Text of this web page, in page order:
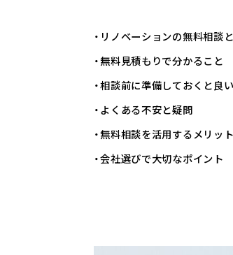
・リノベーションの無料相談
・無料見積もりで分かること
・相談前に準備しておくと良
・よくある不安と疑問
・無料相談を活用するメリット
・会社選びで大切なポイント